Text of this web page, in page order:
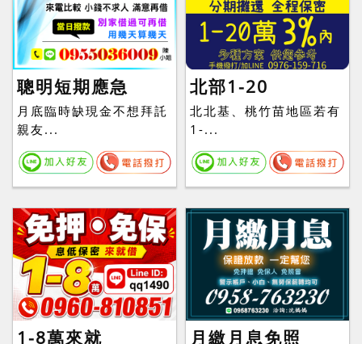
聰明短期應急
月底臨時缺現金不想拜託
親友...
北部1-20
北北基、桃竹苗地區若有
1-...
1-8萬來就 月繳月息免照